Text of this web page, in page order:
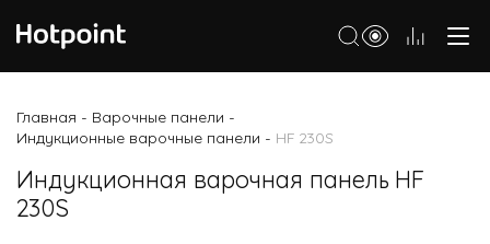
Морозильные камеры
Стиральные и сушильные машины
Главная - Варочные панели -
Индукционные варочные панели - HF 230S
Индукционная варочная панель HF
230S